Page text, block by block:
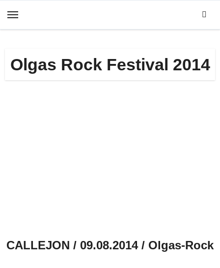
Inhalt
Olgas Rock Festival 2014
CALLEJON / 09.08.2014 / Olgas-Rock